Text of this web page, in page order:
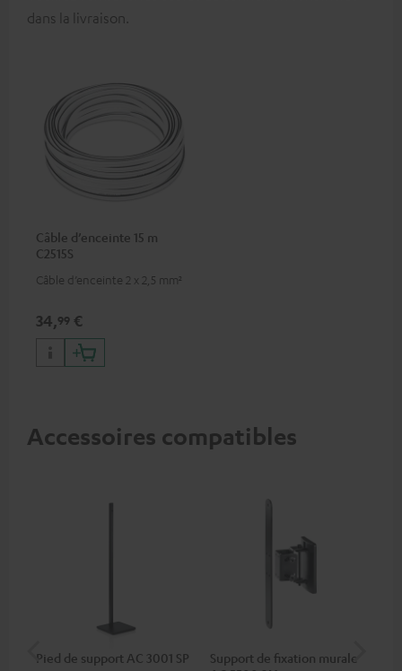
dans la livraison.
Câble d’enceinte 15 m
C2515S
Câble d’enceinte 2 x 2,5 mm²
34,99 €
Accessoires compatibles
Pied de support AC 3001 SP
Support de fixation murale